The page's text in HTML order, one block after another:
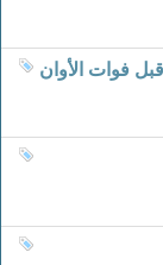
فوات الأوان